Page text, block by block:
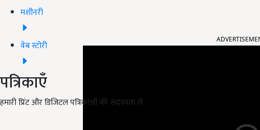
मशीनरी
वेब स्टोरी
पत्रिकाएँ
हमारी प्रिंट और डिजिटल पत्रिकाओं की सदस्यता लें